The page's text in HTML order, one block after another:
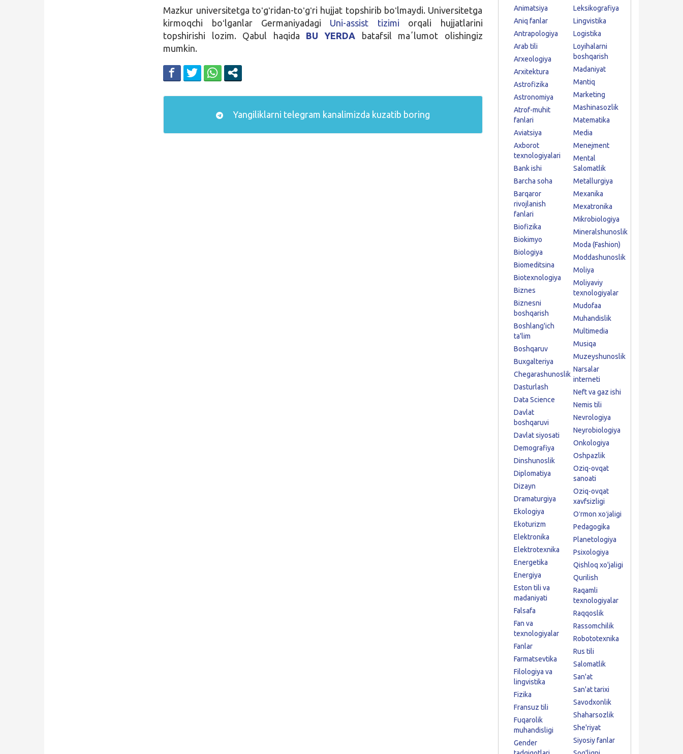
Mazkur universitetga toʻgʻridan-toʻgʻri hujjat topshirib boʻlmaydi. Universitetga
kirmoqchi boʻlganlar Germaniyadagi Uni-assist tizimi orqali hujjatlarini
topshirishi lozim. Qabul haqida BU YERDA batafsil maʼlumot olishingiz
mumkin.
Yangiliklarni telegram kanalimizda kuzatib boring
Animatsiya
Aniq fanlar
Antrapologiya
Arab tili
Arxeologiya
Arxitektura
Astrofizika
Astronomiya
Atrof-muhit
fanlari
Aviatsiya
Axborot
texnologiyalari
Bank ishi
Barcha soha
Barqaror
rivojlanish
fanlari
Biofizika
Biokimyo
Biologiya
Biomeditsina
Biotexnologiya
Biznes
Biznesni
boshqarish
Boshlang'ich
ta'lim
Boshqaruv
Buxgalteriya
Chegarashunoslik
Dasturlash
Data Science
Davlat
boshqaruvi
Davlat siyosati
Demografiya
Dinshunoslik
Diplomatiya
Dizayn
Dramaturgiya
Ekologiya
Ekoturizm
Elektronika
Elektrotexnika
Energetika
Energiya
Eston tili va
madaniyati
Falsafa
Fan va
texnologiyalar
Fanlar
Farmatsevtika
Filologiya va
lingvistika
Fizika
Fransuz tili
Fuqarolik
muhandisligi
Gender
Leksikografiya
Lingvistika
Logistika
Loyihalarni
boshqarish
Madaniyat
Mantiq
Marketing
Mashinasozlik
Matematika
Media
Menejment
Mental
Salomatlik
Metallurgiya
Mexanika
Mexatronika
Mikrobiologiya
Mineralshunoslik
Moda (Fashion)
Moddashunoslik
Moliya
Moliyaviy
texnologiyalar
Mudofaa
Muhandislik
Multimedia
Musiqa
Muzeyshunoslik
Narsalar
interneti
Neft va gaz ishi
Nemis tili
Nevrologiya
Neyrobiologiya
Onkologiya
Oshpazlik
Oziq-ovqat
sanoati
Oziq-ovqat
xavfsizligi
Oʻrmon xoʻjaligi
Pedagogika
Planetologiya
Psixologiya
Qishloq xo'jaligi
Qurilish
Raqamli
texnologiyalar
Raqqoslik
Rassomchilik
Robototexnika
Rus tili
Salomatlik
San'at
San'at tarixi
Savodxonlik
Shaharsozlik
She'riyat
Siyosiy fanlar